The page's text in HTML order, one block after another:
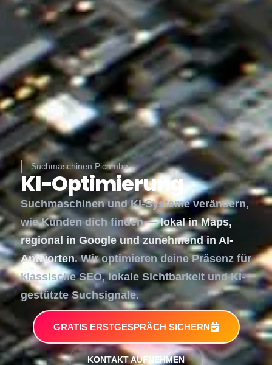
Suchmaschinen Picambo
KI-Optimierung
Suchmaschinen und KI-Systeme verändern,
wie Kunden dich finden —lokal in Maps,
regional in Google und zunehmend in AI-
Antworten. Wir optimieren deine Präsenz für
klassische SEO, lokale Sichtbarkeit und KI-
gestützte Suchsignale.
GRATIS ERSTGESPRÄCH SICHERN
KONTAKT AUFNEHMEN